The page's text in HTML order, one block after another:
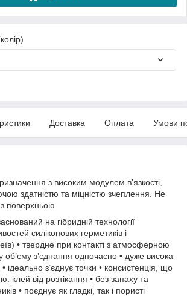
Доставка Оплата Умови
з високим модулем в'язкості,
здатністю та міцністю зчеплення. Не
поверхньою.
на гібридній технології
силіконових герметиків і
• твердне при контакті з атмосферною
з’єднання одночасно • дуже висока
• ідеально з’єднує точки • консистенція, що
клей від розтікання • без запаху та
• поєднує як гладкі, так і пористі